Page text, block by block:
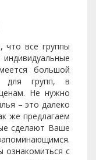
что все группы
большой
для групп, в
Не нужно
– это далеко
же предлагаем
сделают Ваше
ознакомиться с